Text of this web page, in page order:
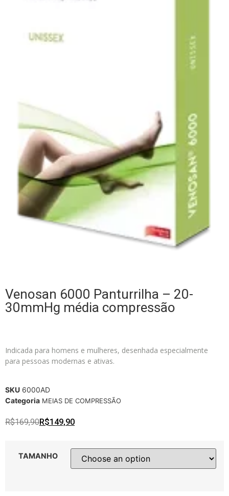
Venosan 6000 Panturrilha – 20-
30mmHg média compressão
Indicada para homens e mulheres, desenhada especialmente
para pessoas modernas e ativas.
SKU 6000AD
Categoria MEIAS DE COMPRESSÃO
R$169,90R$149,90
TAMANHO